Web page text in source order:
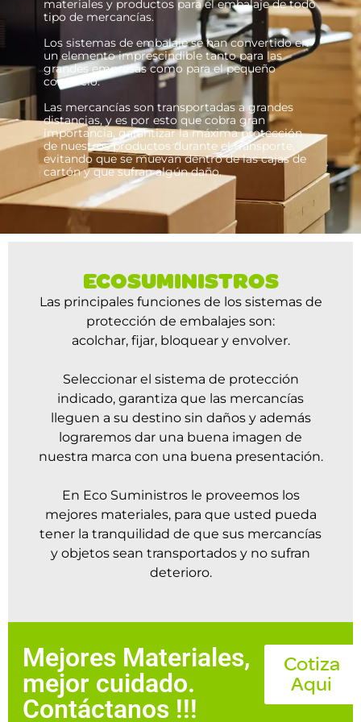
materiales y productos para el embalaje de todo
tipo de mercancías.
Los sistemas de embalaje se han convertido en
un elemento imprescindible tanto para las
grandes empresas como para el pequeño
comercio.
Las mercancías son transportadas a grandes
distancias, y es por esto que cobra gran
importancia, garantizar la máxima protección
de nuestros productos durante el transporte,
evitando que se muevan dentro de las cajas de
cartón y que sufran algún daño.
ECOSUMINISTROS
Las principales funciones de los sistemas de
protección de embalajes son:
acolchar, fijar, bloquear y envolver.
Seleccionar el sistema de protección
indicado, garantiza que las mercancías
lleguen a su destino sin daños y además
lograremos dar una buena imagen de
nuestra marca con una buena presentación.
En Eco Suministros le proveemos los
mejores materiales, para que usted pueda
tener la tranquilidad de que sus mercancías
y objetos sean transportados y no sufran
deterioro.
Mejores Materiales,
mejor cuidado.
Contáctanos !!!
Cotiza
Aqui